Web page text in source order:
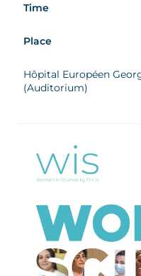
Time
Place
Hôpital Européen
(Auditorium)